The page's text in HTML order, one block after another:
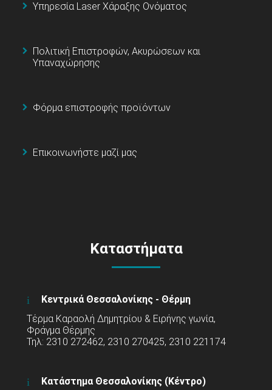
Υπηρεσία Laser Χάραξης Ονόματος
Πολιτική Επιστροφών, Ακυρώσεων και
Υπαναχώρησης
Φόρμα επιστροφής προϊόντων
Επικοινωνήστε μαζί μας
Καταστήματα
Κεντρικά Θεσσαλονίκης - Θέρμη
Τέρμα Καραολή Δημητρίου & Ειρήνης γωνία,
Φράγμα Θέρμης
Τηλ: 2310 272462, 2310 270425, 2310 221174
Κατάστημα Θεσσαλονίκης (Κέντρο)